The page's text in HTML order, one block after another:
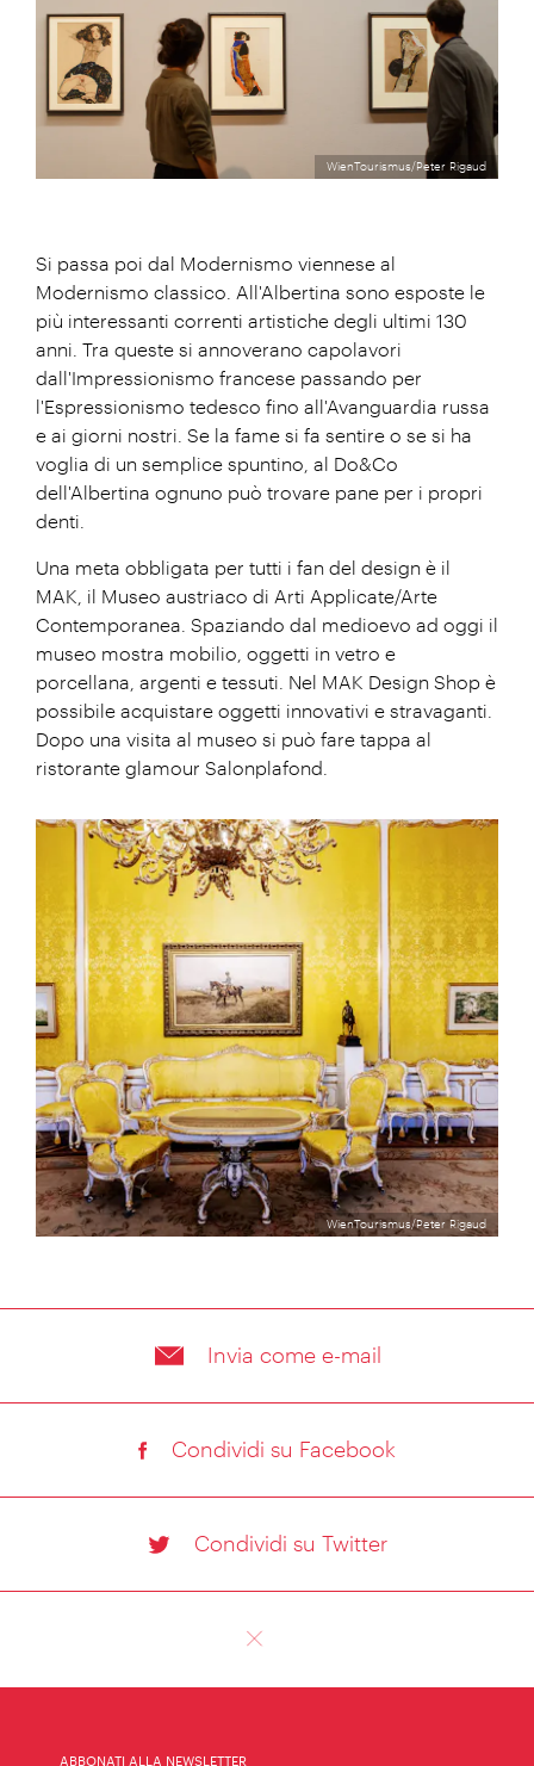
WienTourismus/Peter Rigaud
Si passa poi dal Modernismo viennese al
Modernismo classico. All'Albertina sono esposte le
più interessanti correnti artistiche degli ultimi 130
anni. Tra queste si annoverano capolavori
dall'Impressionismo francese passando per
l'Espressionismo tedesco fino all'Avanguardia russa
e ai giorni nostri. Se la fame si fa sentire o se si ha
voglia di un semplice spuntino, al Do&Co
dell'Albertina ognuno può trovare pane per i propri
denti.
Una meta obbligata per tutti i fan del design è il
MAK, il Museo austriaco di Arti Applicate/Arte
Contemporanea. Spaziando dal medioevo ad oggi il
museo mostra mobilio, oggetti in vetro e
porcellana, argenti e tessuti. Nel MAK Design Shop è
possibile acquistare oggetti innovativi e stravaganti.
Dopo una visita al museo si può fare tappa al
ristorante glamour Salonplafond.
WienTourismus/Peter Rigaud
Invia come e-mail
Condividi su Facebook
Condividi su Twitter
ABBONATI ALLA NEWSLETTER